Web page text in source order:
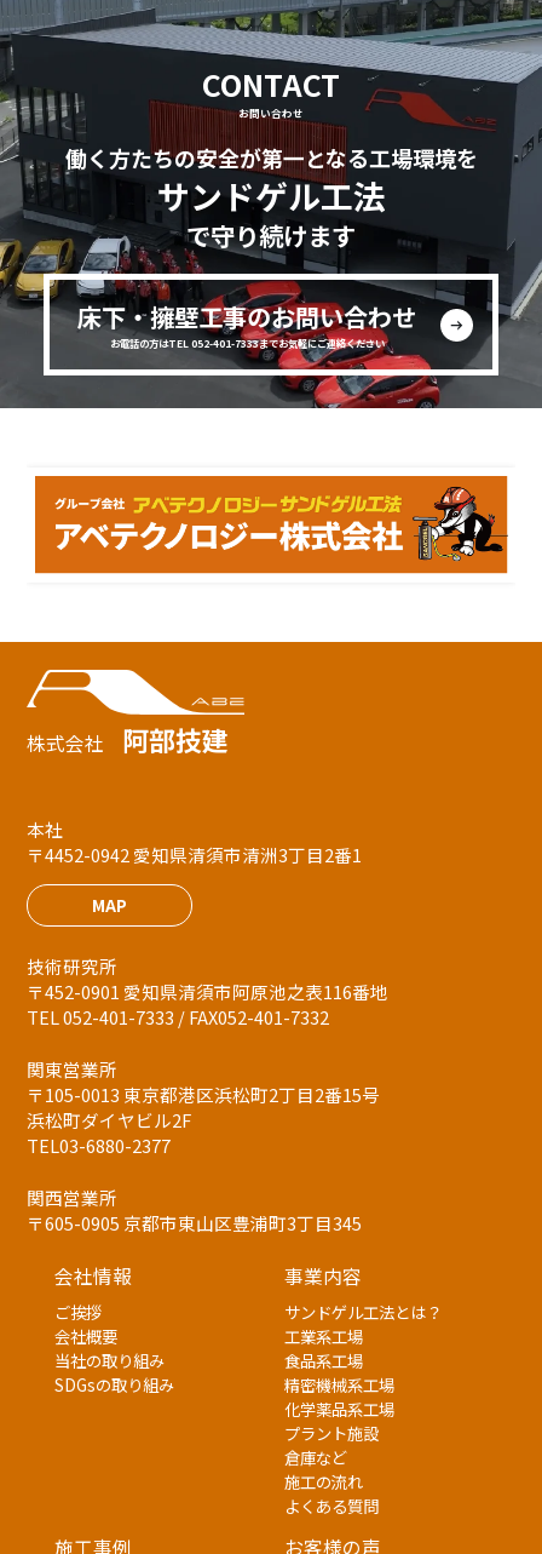
CONTACT
お問い合わせ
働く方たちの安全が第一となる工場環境を
サンドゲル工法
で守り続けます
床下・擁壁工事のお問い合わせ
お電話の方はTEL 052-401-7333までお気軽にご連絡ください
株式会社 阿部技建
本社
〒4452-0942 愛知県清須市清洲3丁目2番1
MAP
技術研究所
〒452-0901 愛知県清須市阿原池之表116番地
TEL 052-401-7333 / FAX052-401-7332
関東営業所
〒105-0013 東京都港区浜松町2丁目2番15号
浜松町ダイヤビル2F
TEL03-6880-2377
関西営業所
〒605-0905 京都市東山区豊浦町3丁目345
会社情報
ご挨拶
会社概要
当社の取り組み
SDGsの取り組み
事業内容
サンドゲル工法とは？
工業系工場
食品系工場
精密機械系工場
化学薬品系工場
プラント施設
倉庫など
施工の流れ
よくある質問
施工事例 お客様の声